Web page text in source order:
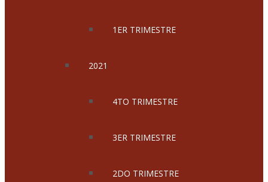
1ER TRIMESTRE
2021
4TO TRIMESTRE
3ER TRIMESTRE
2DO TRIMESTRE